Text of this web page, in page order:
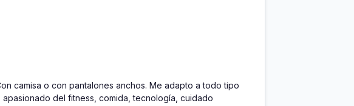
camisa o con pantalones anchos. Me adapto a todo tipo
del fitness, comida, tecnología, cuidado